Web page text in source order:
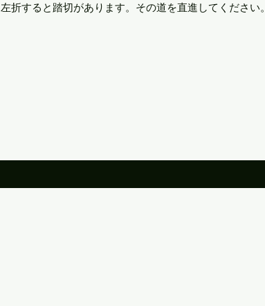
​​左折すると踏切があります。その道を直進してください。